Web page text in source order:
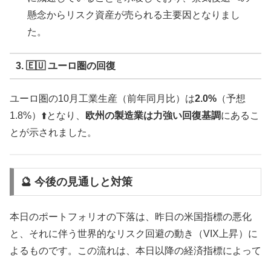
懸念からリスク資産が売られる主要因となりまし
た。
3. 🇪🇺 ユーロ圏の回復
ユーロ圏の10月工業生産（前年同月比）は2.0% （予想
1.8%）⬆️となり、
欧州の製造業は力強い回復基調にあるこ
とが示されました。
🔮 今後の見通しと対策
本日のポートフォリオの下落は、昨日の米国指標の悪化
と、それに伴う世界的なリスク回避の動き（VIX上昇）に
よるものです。この流れは、本日以降の経済指標によって